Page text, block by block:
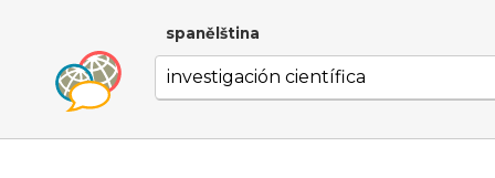
spanělština